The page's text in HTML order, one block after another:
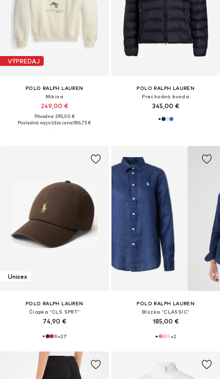
VÝPREDAJ
POLO RALPH LAUREN
Mikina
249,00 €
Pôvodne: 295,00 €
Posledná najnižšia cena:186,75 €
POLO RALPH LAUREN
Prechodná bunda
345,00 €
Unisex
POLO RALPH LAUREN
Čiapka 'CLS SPRT'
74,90 €
+27
POLO RALPH LAUREN
Blúzka 'CLASSIC'
185,00 €
+2